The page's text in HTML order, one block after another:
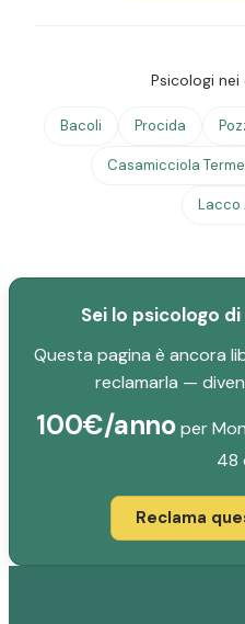
Psicologi nei
Bacoli Procida
Casamicciola Terme
Lacco
Sei lo psicologo
Questa pagina è ancora
reclamarla —
100€/annoper
48
Reclama